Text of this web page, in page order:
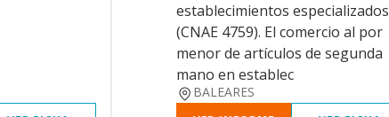
establecimientos especializados
(CNAE 4759). El comercio al por
menor de artículos de segunda
mano en establec
BALEARES